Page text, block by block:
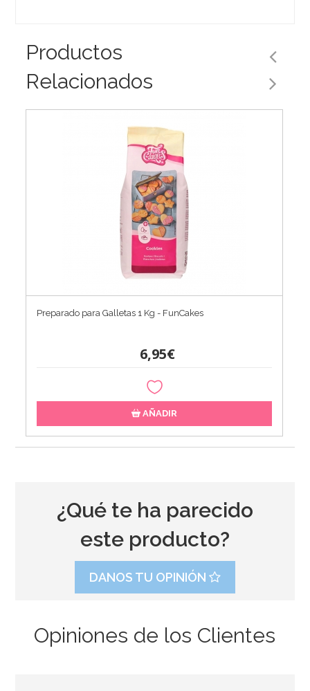
Productos
Relacionados
Preparado para Galletas 1 Kg - FunCakes
6,95€
AÑADIR
¿Qué te ha parecido
este producto?
DANOS TU OPINIÓN
Opiniones de los Clientes